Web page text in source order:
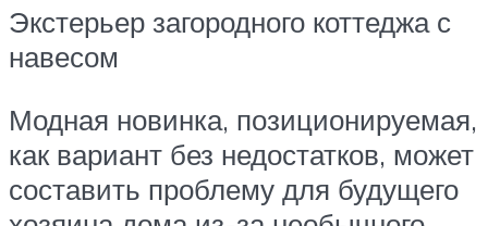
Экстерьер загородного коттеджа с
навесом
Модная новинка, позиционируемая,
как вариант без недостатков, может
составить проблему для будущего